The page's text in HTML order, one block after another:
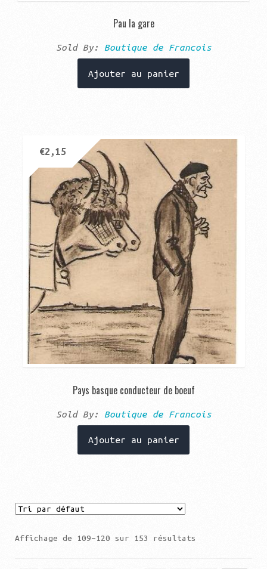
Pau la gare
Sold By: Boutique de Francois
Ajouter au panier
Pays basque conducteur de boeuf
€2,15
Sold By: Boutique de Francois
Ajouter au panier
Affichage de 109–120 sur 153 résultats